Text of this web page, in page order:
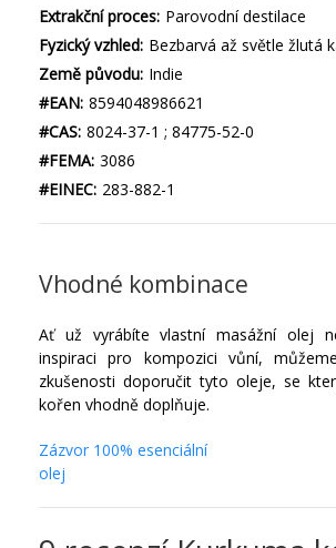
Extrakční proces: Parovodní destilace
Fyzický vzhled: Bezbarvá až světle žlutá
Země původu: Indie
#EAN: 8594048986621
#CAS: 8024-37-1 ; 84775-52-0
#FEMA: 3086
#EINEC: 283-882-1
Vhodné kombinace
Ať už vyrábíte vlastní masážní olej
inspiraci pro kompozici vůní,
zkušenosti doporučit tyto oleje, se
kořen vhodně doplňuje.
Zázvor 100% esenciální
olej